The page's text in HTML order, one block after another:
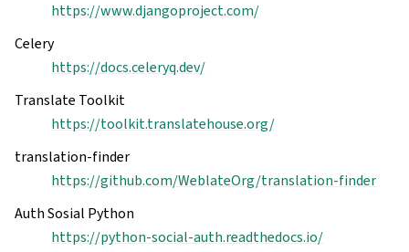
https://www.djangoproject.com/
Celery
https://docs.celeryq.dev/
Translate Toolkit
https://toolkit.translatehouse.org/
translation-finder
https://github.com/WeblateOrg/translation-finder
Auth Sosial Python
https://python-social-auth.readthedocs.io/